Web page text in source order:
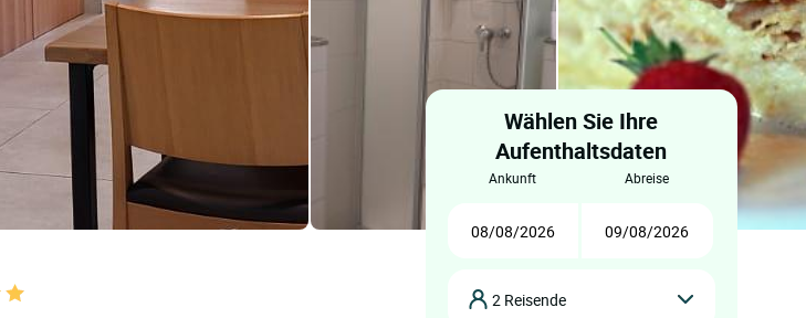
Wählen Sie Ihre
Aufenthaltsdaten
ankunft abreise
2 Reisende